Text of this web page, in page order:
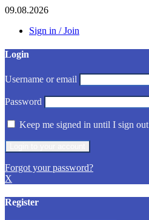
09.08.2026
Sign in / Join
Login
Username or email
Password
Keep me signed in until I sign out
Forgot your password?
X
Register